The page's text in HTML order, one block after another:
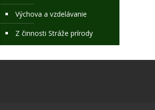
Výchova a vzdelávanie
Z činnosti Stráže prírody